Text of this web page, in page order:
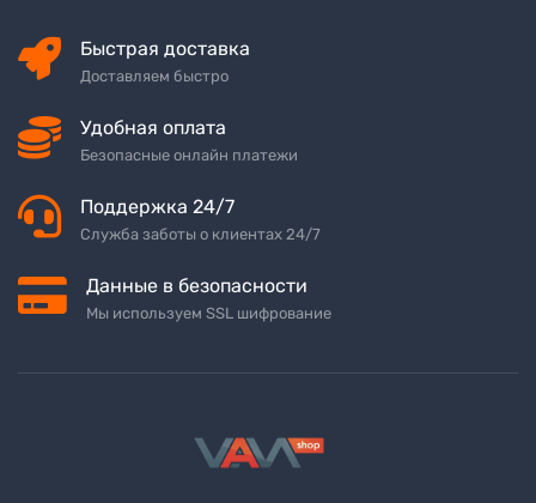
Быстрая доставка
Доставляем быстро
Удобная оплата
Безопасные онлайн платежи
Поддержка 24/7
Служба заботы о клиентах 24/7
Данные в безопасности
Мы используем SSL шифрование